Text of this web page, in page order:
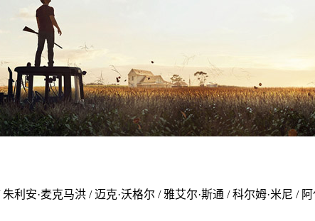
利安·麦克马洪 / 迈克·沃格尔 / 雅艾尔·斯通 / 科尔姆·米尼 /